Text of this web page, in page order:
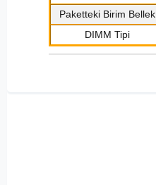
Paketteki Birim Bellek
DIMM Tipi